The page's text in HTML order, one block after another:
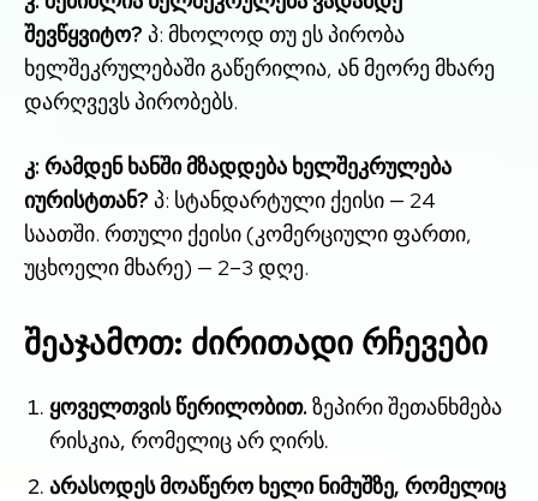
შევწყვიტო? პ: მხოლოდ თუ ეს პირობა
ხელშეკრულებაში გაწერილია, ან მეორე მხარე
დარღვევს პირობებს.
კ: რამდენ ხანში მზადდება ხელშეკრულება
იურისტთან? პ: სტანდარტული ქეისი — 24
საათში. რთული ქეისი (კომერციული ფართი,
უცხოელი მხარე) — 2–3 დღე.
შეაჯამოთ: ძირითადი რჩევები
ყოველთვის წერილობით. ზეპირი შეთანხმება
რისკია, რომელიც არ ღირს.
არასოდეს მოაწერო ხელი ნიმუშზე, რომელიც